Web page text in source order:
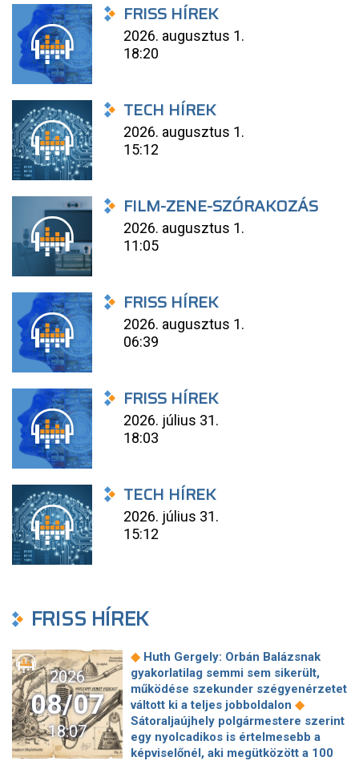
FRISS HÍREK
2026. augusztus 1.
18:20
TECH HÍREK
2026. augusztus 1.
15:12
FILM-ZENE-SZÓRAKOZÁS
2026. augusztus 1.
11:05
FRISS HÍREK
2026. augusztus 1.
06:39
FRISS HÍREK
2026. július 31.
18:03
TECH HÍREK
2026. július 31.
15:12
FRISS HÍREK
2026
08/07
18:07
◆ Huth Gergely: Orbán Balázsnak
gyakorlatilag semmi sem sikerült,
működése szekunder szégyenérzetet
váltott ki a teljes jobboldalon ◆
Sátoraljaújhely polgármestere szerint
egy nyolcadikos is értelmesebb a
képviselőnél, aki megütközött a 100